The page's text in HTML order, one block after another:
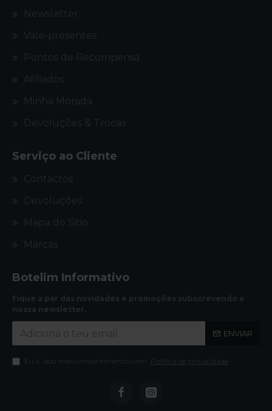
Newsletter
Vale-presentes
Pontos de Recompensa
Afiliados
Minha Morada
Devoluções & Trocas
Serviço ao Cliente
Contactos
Devoluções
Mapa do Sitio
Marcas
Botelim Informativo
Fique a par das novidades e promoções subscrevendo a
nossa newsletter.
ENVIAR
Eu li, dou meu consentimento com Política de privacidade